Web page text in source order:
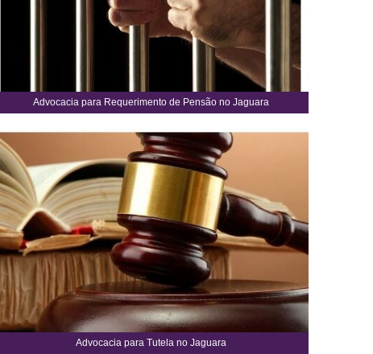
Advocacia para Requerimento de Pensão no Jaguara
Advocacia para Tutela no Jaguara